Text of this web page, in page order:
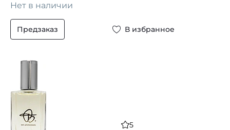
Нет в наличии
Предзаказ В избранное
5